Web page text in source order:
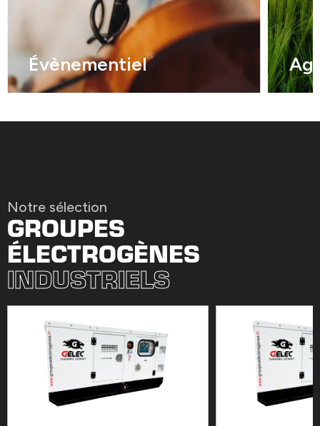
Évènementiel
Notre sélection
GROUPES
ÉLECTROGÈNES
INDUSTRIELS